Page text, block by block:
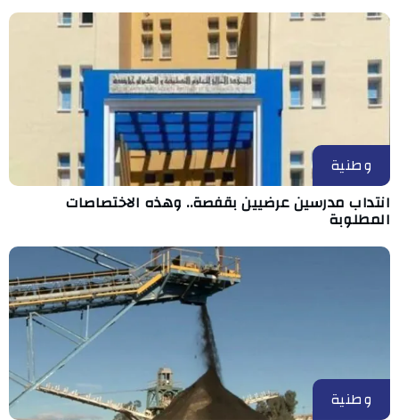
وطنية
انتداب مدرسين عرضيين بقفصة.. وهذه الاختصاصات
المطلوبة
وطنية